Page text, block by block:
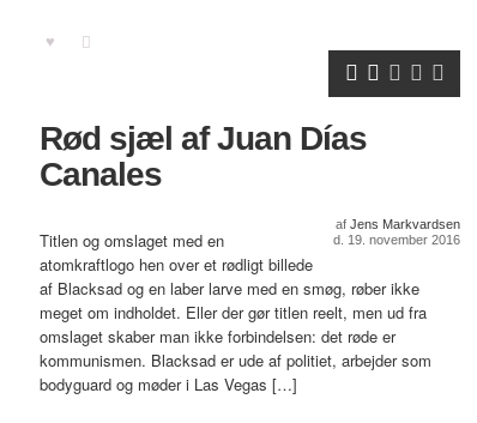
Rød sjæl af Juan Días
Canales
af Jens Markvardsen
d. 19. november 2016
Titlen og omslaget med en
atomkraftlogo hen over et rødligt billede
af Blacksad og en laber larve med en smøg, røber ikke
meget om indholdet. Eller der gør titlen reelt, men ud fra
omslaget skaber man ikke forbindelsen: det røde er
kommunismen. Blacksad er ude af politiet, arbejder som
bodyguard og møder i Las Vegas […]